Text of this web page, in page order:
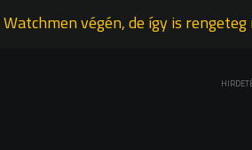
végén, de így is